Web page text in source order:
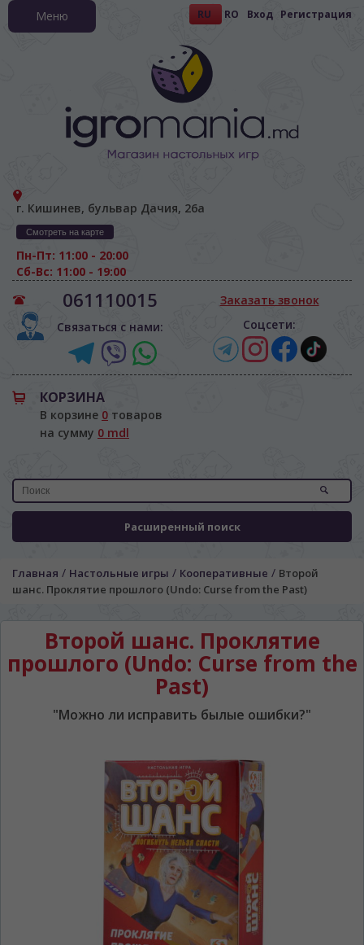
RU RO Вход Регистрация
г. Кишинев, бульвар Дачия, 26а
Смотреть на карте
Пн-Пт: 11:00 - 20:00
Сб-Вс: 11:00 - 19:00
061110015
Связаться с нами:
Заказать звонок
Соцсети:
КОРЗИНА
В корзине 0 товаров
на сумму 0 mdl
Расширенный поиск
Меню
Главная / Настольные игры / Кооперативные / Второй
шанс. Проклятие прошлого (Undo: Curse from the Past)
Второй шанс. Проклятие
прошлого (Undo: Curse from the
Past)
"Можно ли исправить былые ошибки?"
ЯЗЫК САЙТА / LIMBA SITE-ULUI
просматривать наш сайт?
Беспокоим Вас только один раз, далее
сохраним Ваш выбор языка.
Vă vom deranja doar o singură dată, apoi vă
vom salva alegerea limbii.
Если вы хотите переключить язык
сайта, то это можно всегда сделать в
правом верхнем углу страницы.
Dacă doriți să schimbați limba site-ului, puteți
oricând să faceți asta în colțul din dreapta sus
al paginii.